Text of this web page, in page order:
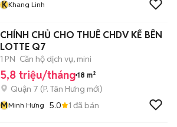
KKhang Linh
CHÍNH CHỦ CHO THUÊ CHDV KẾ BÊN
LOTTE Q7
1 PN Căn hộ dịch vụ, mini
5,8 triệu/tháng 18 m²
Quận 7 (P. Tân Hưng mới)
MMinh Hưng 5.0 1 đã bán